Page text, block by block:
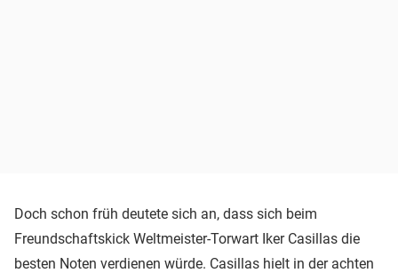
Doch schon früh deutete sich an, dass sich beim
Freundschaftskick Weltmeister-Torwart Iker Casillas die
besten Noten verdienen würde. Casillas hielt in der achten